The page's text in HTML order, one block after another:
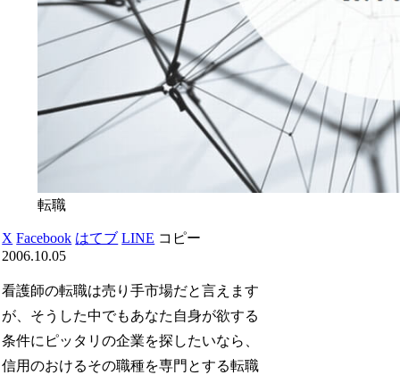
転職
X Facebook はてブ LINE コピー
2006.10.05
看護師の転職は売り手市場だと言えます
が、そうした中でもあなた自身が欲する
条件にピッタリの企業を探したいなら、
信用のおけるその職種を専門とする転職